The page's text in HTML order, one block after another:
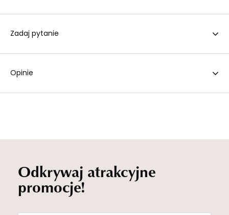
Zadaj pytanie
Opinie
Odkrywaj atrakcyjne
promocje!